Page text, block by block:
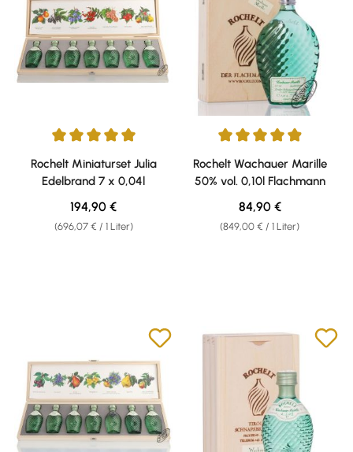
Durchschnittliche Bewertung von 5 von 5 Sternen
Rochelt Miniaturset Julia
Edelbrand 7 x 0,04l
(696,07 € / 1 Liter)
Regulärer Preis:
194,90 €
Durchschnittliche Bewertung
Rochelt Wachauer Marille
50% vol. 0,10l Flachmann
(849,00 € / 1 Liter)
Regulärer Preis:
84,90 €